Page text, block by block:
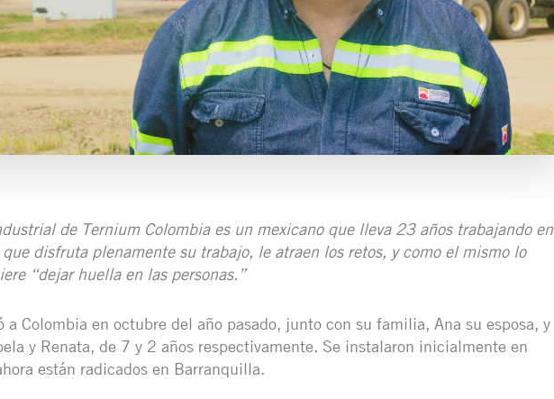
de Ternium Colombia es un mexicano que lleva 23 años trabajando en
disfruta plenamente su trabajo, le atraen los retos, y como el mismo lo
“dejar huella en las personas.”
a Colombia en octubre del año pasado, junto con su familia, Ana su esposa, y
y Renata, de 7 y 2 años respectivamente. Se instalaron inicialmente en
están radicados en Barranquilla.